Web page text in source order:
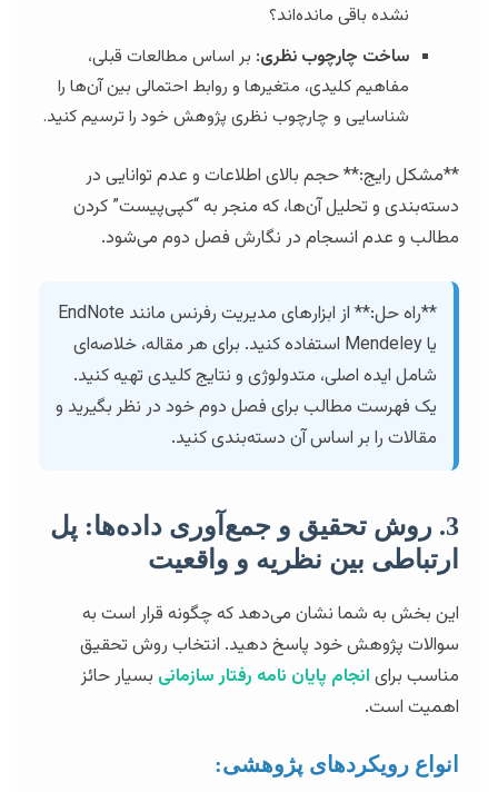
نشده باقی مانده‌اند؟
ساخت چارچوب نظری: بر اساس مطالعات قبلی،
مفاهیم کلیدی، متغیرها و روابط احتمالی بین آن‌ها را
شناسایی و چارچوب نظری پژوهش خود را ترسیم کنید.
**مشکل رایج:** حجم بالای اطلاعات و عدم توانایی در
دسته‌بندی و تحلیل آن‌ها، که منجر به “کپی‌پیست” کردن
مطالب و عدم انسجام در نگارش فصل دوم می‌شود.
**راه حل:** از ابزارهای مدیریت رفرنس مانند EndNote
یا Mendeley استفاده کنید. برای هر مقاله، خلاصه‌ای
شامل ایده اصلی، متدولوژی و نتایج کلیدی تهیه کنید.
یک فهرست مطالب برای فصل دوم خود در نظر بگیرید و
مقالات را بر اساس آن دسته‌بندی کنید.
3. روش تحقیق و جمع‌آوری داده‌ها: پل
ارتباطی بین نظریه و واقعیت
این بخش به شما نشان می‌دهد که چگونه قرار است به
سوالات پژوهش خود پاسخ دهید. انتخاب روش تحقیق
مناسب برایانجام پایان نامه رفتار سازمانی بسیار حائز
اهمیت است.
انواع رویکردهای پژوهشی: